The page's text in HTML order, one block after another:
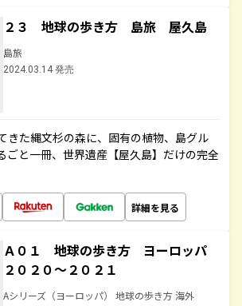
２３ 地球の歩き方 島旅 屋久島
島旅
2024.03.14 発売
きた縄文杉の森に、固有の植物、島グル
ごと一冊、世界遺産【屋久島】だけの完全
詳細を見る
Ａ０１ 地球の歩き方 ヨーロッパ
２０２０～２０２１
Aシリーズ（ヨーロッパ） 地球の歩き方 海外